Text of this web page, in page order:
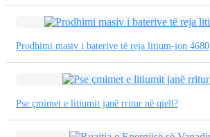
Prodhimi masiv i baterive të reja litium-jon 4680
Pse çmimet e litiumit janë rritur në qiell?